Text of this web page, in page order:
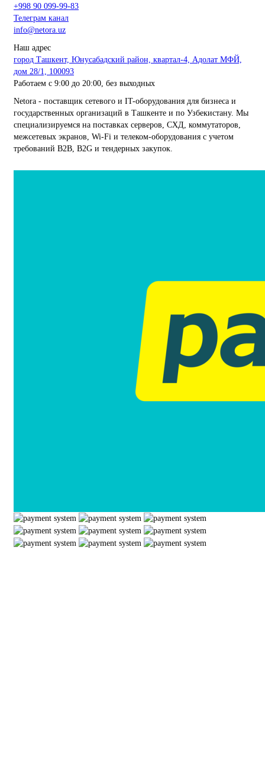
+998 90 099-99-83
Телеграм канал
info@netora.uz
Наш адрес
город Ташкент, Юнусабадский район, квартал-4, Адолат МФЙ,
дом 28/1, 100093
Работаем с 9:00 до 20:00, без выходных
Netora - поставщик сетевого и IT-оборудования для бизнеса и
государственных организаций в Ташкенте и по Узбекистану. Мы
специализируемся на поставках серверов, СХД, коммутаторов,
межсетевых экранов, Wi-Fi и телеком-оборудования с учетом
требований B2B, B2G и тендерных закупок.